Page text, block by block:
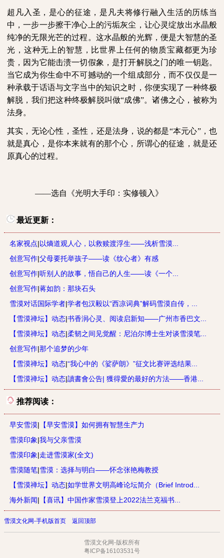
超凡入圣，是心的征途，是凡夫将修行融入生活的历练当
中，一步一步擦干净心上的污垢灰尘，让心灵绽放出水晶般
纯净的无限光芒的过程。这水晶般的光辉，便是大智慧的圣
光，这种无上的智慧，比世界上任何的物质宝藏都更为珍
贵，因为它能击溃一切假象，是打开解脱之门的唯一钥匙。
当它成为你生命中不可撼动的一个组成部分，而不仅仅是一
种承载于话语与文字当中的知识之时，你便实现了一种终极
解脱，我们把这种终极解脱叫做“成佛”。诸佛之心，被称为
法身。
其实，无论心性，圣性，还是法身，说的都是“本元心”，也
就是真心，是你本来就有的那个心，所谓心的征途，就是还
原真心的过程。
——选自《光明大手印：实修顿入》
最近更新：
名家视点|以熵道观人心，以救赎渡浮生——浅析雪漠...
创意写作|父母要托举孩子——读《纹心者》有感
创意写作|听别人的故事，悟自己的人生——读《一个...
创意写作|蒋如韵：那块石头
雪漠对话国际学者|学者包汉毅以“西凉词典”解码雪漠自传，...
【雪漠禅坛】动态|书香润心灵、阅读启新知——广州市香巴文...
【雪漠禅坛】动态|柔韧之间见觉醒：尼泊尔博士生对谈雪漠笔...
创意写作|那个追梦的少年
【雪漠禅坛】动态|“我心中的《娑萨朗》”征文比赛评选结果...
【雪漠禅坛】动态|讀書會公告| 獲得愛的最好的方法——香港...
推荐阅读：
早安雪漠| 【早安雪漠】如何拥有智慧生产力
雪漠印象|我与父亲雪漠
雪漠印象|走进雪漠家(全文)
雪漠随笔|雪漠：选择与明白——怀念张艳梅教授
【雪漠禅坛】动态|如学世界文明高峰论坛简介（Brief Introd...
海外新闻| 【喜讯】中国作家雪漠登上2022法兰克福书...
雪漠文化网-手机版首页 返回顶部
雪漠文化网-版权所有
粤ICP备16103531号